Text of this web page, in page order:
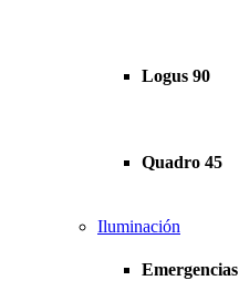
Logus 90
Quadro 45
Iluminación
Emergencias